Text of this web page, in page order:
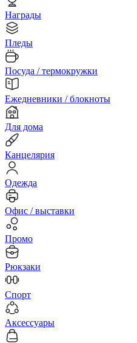
Награды
Пледы
Посуда / термокружки
Ежедневники / блокноты
Для дома
Канцелярия
Одежда
Офис / выставки
Промо
Рюкзаки
Спорт
Аксессуары